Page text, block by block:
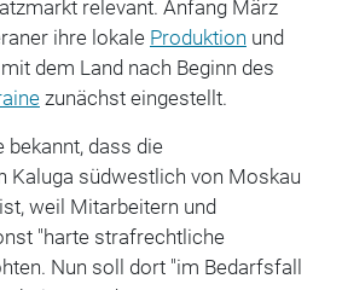
relevant. Anfang März
ihre lokale Produktion und
dem Land nach Beginn des
zunächst eingestellt.
bekannt, dass die
Kaluga südwestlich von Moskau
weil Mitarbeitern und
"harte strafrechtliche
Nun soll dort "im Bedarfsfall